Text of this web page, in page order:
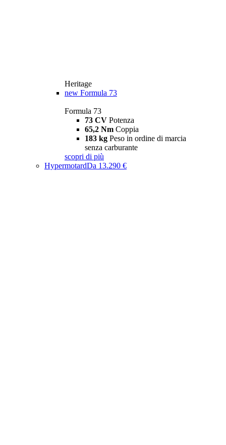
Heritage
new Formula 73
Formula 73
73 CV Potenza
65,2 Nm Coppia
183 kg Peso in ordine di marcia
senza carburante
scopri di più
HypermotardDa 13.290 €